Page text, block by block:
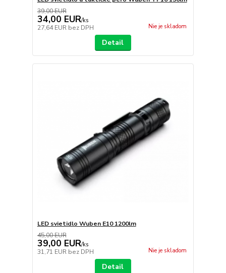
39,00 EUR
34,00 EUR/ks
27,64 EUR bez DPH Nie je skladom
Detail
LED svietidlo Wuben E10 1200lm
45,00 EUR
39,00 EUR/ks
31,71 EUR bez DPH Nie je skladom
Detail